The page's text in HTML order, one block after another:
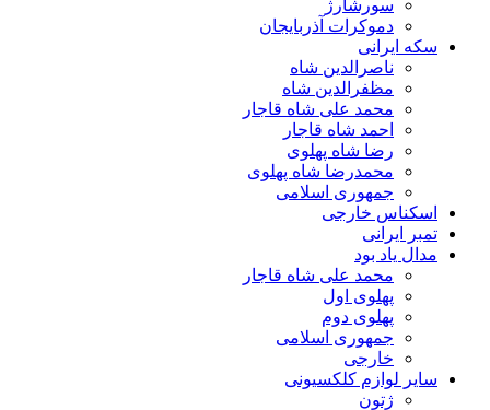
سورشارژ
دموکرات آذربایجان
سکه ایرانی
ناصرالدین شاه
مظفرالدین شاه
محمد علی شاه قاجار
احمد شاه قاجار
رضا شاه پهلوی
محمدرضا شاه پهلوی
جمهوری اسلامی
اسکناس خارجی
تمبر ایرانی
مدال یاد بود
محمد علی شاه قاجار
پهلوی اول
پهلوی دوم
جمهوری اسلامی
خارجی
سایر لوازم کلکسیونی
ژتون